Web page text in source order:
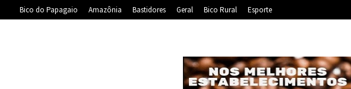
Bico do Papagaio Amazônia Bastidores Geral Bico Rural Esporte